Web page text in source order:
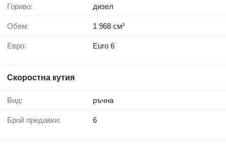
Гориво: дизел
Обем: 1 968 см³
Евро: Euro 6
Скоростна кутия
Вид: ръчна
Брой предавки: 6